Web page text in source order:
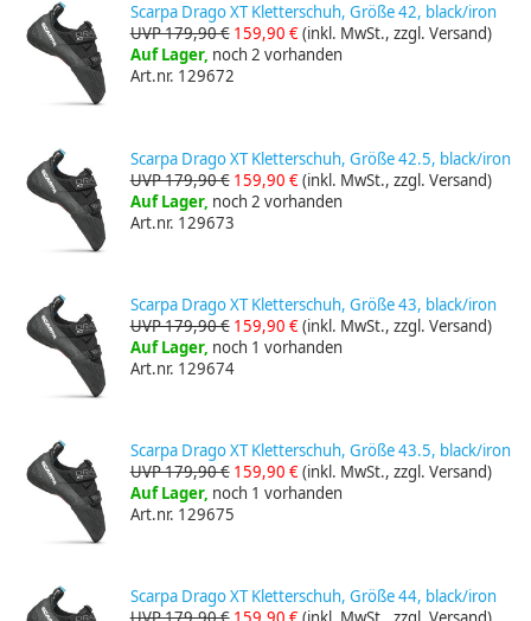
Scarpa Drago XT Kletterschuh, Größe 42, black/iron
UVP 179,90 € 159,90 €(inkl. MwSt., zzgl. Versand)
Auf Lager, noch 2 vorhanden
Art.nr. 129672
Scarpa Drago XT Kletterschuh, Größe 42.5, black/iron
UVP 179,90 € 159,90 €(inkl. MwSt., zzgl. Versand)
Auf Lager, noch 2 vorhanden
Art.nr. 129673
Scarpa Drago XT Kletterschuh, Größe 43, black/iron
UVP 179,90 € 159,90 €(inkl. MwSt., zzgl. Versand)
Auf Lager, noch 1 vorhanden
Art.nr. 129674
Scarpa Drago XT Kletterschuh, Größe 43.5, black/iron
UVP 179,90 € 159,90 €(inkl. MwSt., zzgl. Versand)
Auf Lager, noch 1 vorhanden
Art.nr. 129675
Scarpa Drago XT Kletterschuh, Größe 44, black/iron